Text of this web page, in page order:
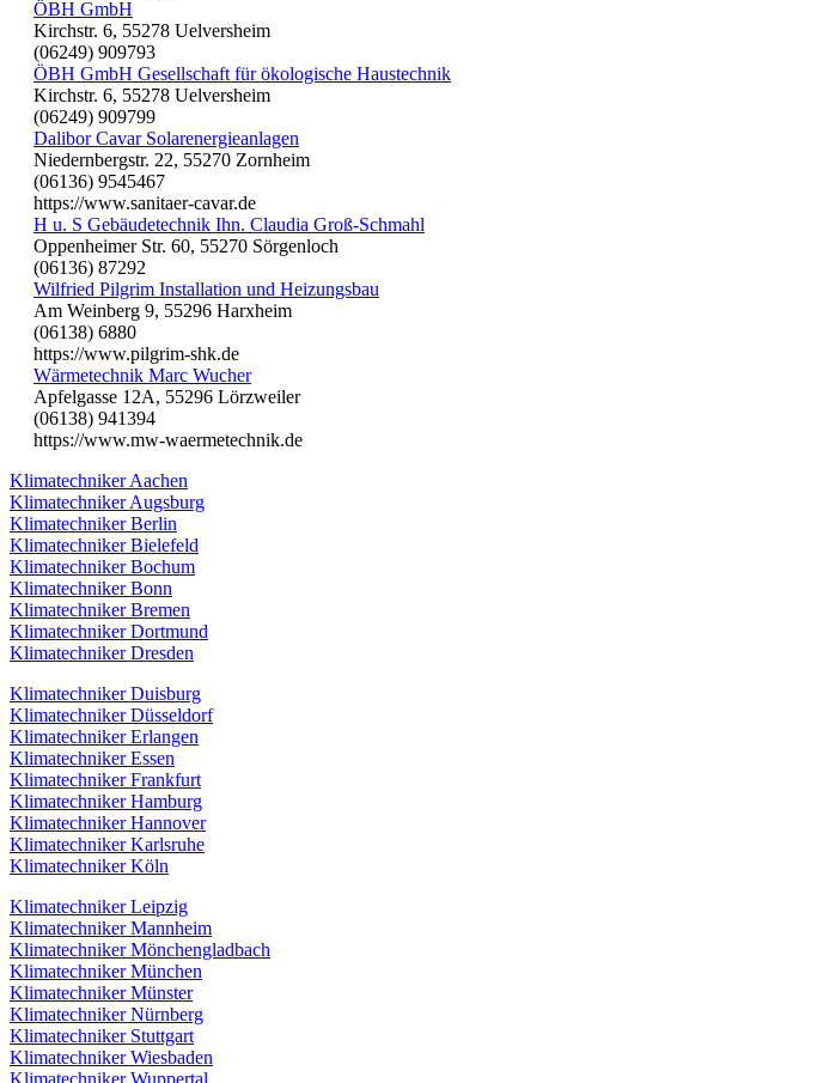
ÖBH GmbH
Kirchstr. 6, 55278 Uelversheim
(06249) 909793
ÖBH GmbH Gesellschaft für ökologische Haustechnik
Kirchstr. 6, 55278 Uelversheim
(06249) 909799
Dalibor Cavar Solarenergieanlagen
Niedernbergstr. 22, 55270 Zornheim
(06136) 9545467
https://www.sanitaer-cavar.de
H u. S Gebäudetechnik Ihn. Claudia Groß-Schmahl
Oppenheimer Str. 60, 55270 Sörgenloch
(06136) 87292
Wilfried Pilgrim Installation und Heizungsbau
Am Weinberg 9, 55296 Harxheim
(06138) 6880
https://www.pilgrim-shk.de
Wärmetechnik Marc Wucher
Apfelgasse 12A, 55296 Lörzweiler
(06138) 941394
https://www.mw-waermetechnik.de
Klimatechniker Aachen
Klimatechniker Augsburg
Klimatechniker Berlin
Klimatechniker Bielefeld
Klimatechniker Bochum
Klimatechniker Bonn
Klimatechniker Bremen
Klimatechniker Dortmund
Klimatechniker Dresden
Klimatechniker Duisburg
Klimatechniker Düsseldorf
Klimatechniker Erlangen
Klimatechniker Essen
Klimatechniker Frankfurt
Klimatechniker Hamburg
Klimatechniker Hannover
Klimatechniker Karlsruhe
Klimatechniker Köln
Klimatechniker Leipzig
Klimatechniker Mannheim
Klimatechniker Mönchengladbach
Klimatechniker München
Klimatechniker Münster
Klimatechniker Nürnberg
Klimatechniker Stuttgart
Klimatechniker Wiesbaden
Klimatechniker Wuppertal